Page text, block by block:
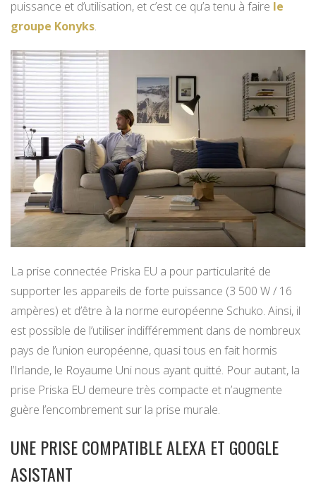
puissance et d’utilisation, et c’est ce qu’a tenu à faire le
groupe Konyks.
La prise connectée Priska EU a pour particularité de
supporter les appareils de forte puissance (3 500 W / 16
ampères) et d’être à la norme européenne Schuko. Ainsi, il
est possible de l’utiliser indifféremment dans de nombreux
pays de l’union européenne, quasi tous en fait hormis
l’Irlande, le Royaume Uni nous ayant quitté. Pour autant, la
prise Priska EU demeure très compacte et n’augmente
guère l’encombrement sur la prise murale.
UNE PRISE COMPATIBLE ALEXA ET GOOGLE
ASISTANT